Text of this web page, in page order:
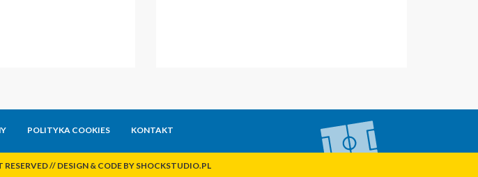
POLITYKA COOKIES KONTAKT
// DESIGN & CODE BYSHOCKSTUDIO.PL